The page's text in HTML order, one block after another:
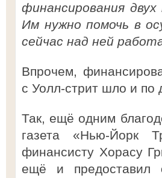
финансирования
Им нужно помочь в
сейчас над ней
Впрочем,
с Уолл-стрит шло и по
Так, ещё одним
газета «Нью-Йорк
финансисту Хорасу
ещё и предоставил